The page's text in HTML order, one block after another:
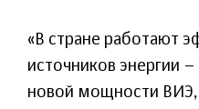
«В стране работают
источников энергии
новой мощности ВИЭ,